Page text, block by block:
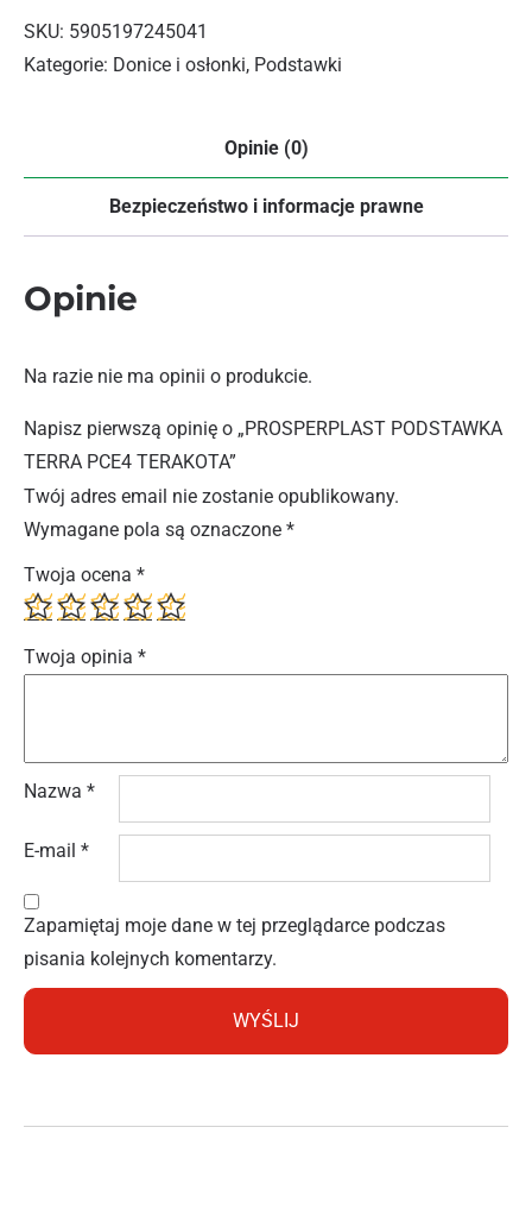
SKU: 5905197245041
Kategorie: Donice i osłonki, Podstawki
Opinie (0)
Bezpieczeństwo i informacje prawne
Opinie
Na razie nie ma opinii o produkcie.
Napisz pierwszą opinię o „PROSPERPLAST PODSTAWKA
TERRA PCE4 TERAKOTA”
Twój adres email nie zostanie opublikowany.
Wymagane pola są oznaczone *
Twoja ocena *
Twoja opinia *
Nazwa *
E-mail *
Zapamiętaj moje dane w tej przeglądarce podczas
pisania kolejnych komentarzy.